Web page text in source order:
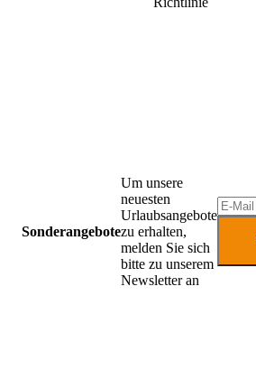
Sonderangebote
Um unsere
neuesten
Urlaubsangebote
zu erhalten,
melden Sie sich
bitte zu unserem
Newsletter an